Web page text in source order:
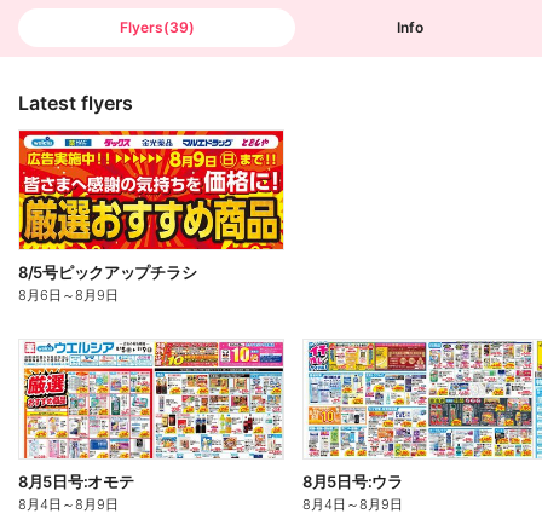
Flyers(39) Info
Latest flyers
8/5号ピックアップチラシ
8月6日 ～8月9日
8月5日号:オモテ
8月4日 ～8月9日
8月5日号:ウラ
8月4日 ～8月9日